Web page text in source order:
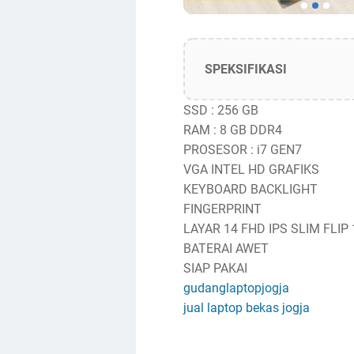
SPEKSIFIKASI
SSD : 256 GB
RAM : 8 GB DDR4
PROSESOR : i7 GEN7
VGA INTEL HD GRAFIKS
KEYBOARD BACKLIGHT
FINGERPRINT
LAYAR 14 FHD IPS SLIM FLIP
BATERAI AWET
SIAP PAKAI
gudanglaptopjogja
jual laptop bekas jogja